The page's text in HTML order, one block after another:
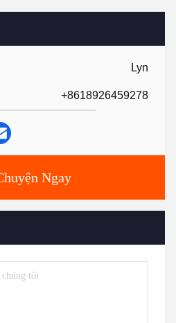
Lyn
+8618926459278
Ngay